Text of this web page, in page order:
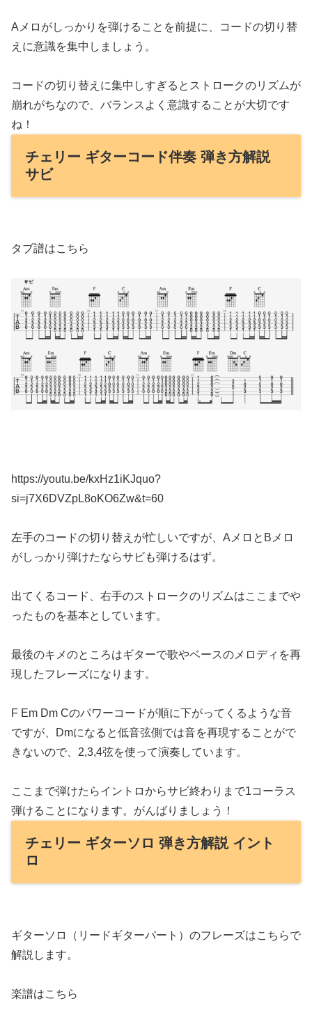
Aメロがしっかりを弾けることを前提に、コードの切り替
えに意識を集中しましょう。
コードの切り替えに集中しすぎるとストロークのリズムが
崩れがちなので、バランスよく意識することが大切です
ね！
チェリー ギターコード伴奏 弾き方解説
サビ
タブ譜はこちら
https://youtu.be/kxHz1iKJquo?
si=j7X6DVZpL8oKO6Zw&t=60
左手のコードの切り替えが忙しいですが、AメロとBメロ
がしっかり弾けたならサビも弾けるはず。
出てくるコード、右手のストロークのリズムはここまでや
ったものを基本としています。
最後のキメのところはギターで歌やベースのメロディを再
現したフレーズになります。
F Em Dm Cのパワーコードが順に下がってくるような音
ですが、Dmになると低音弦側では音を再現することがで
きないので、2,3,4弦を使って演奏しています。
ここまで弾けたらイントロからサビ終わりまで1コーラス
弾けることになります。がんばりましょう！
チェリー ギターソロ 弾き方解説 イント
ロ
ギターソロ（リードギターパート）のフレーズはこちらで
解説します。
楽譜はこちら